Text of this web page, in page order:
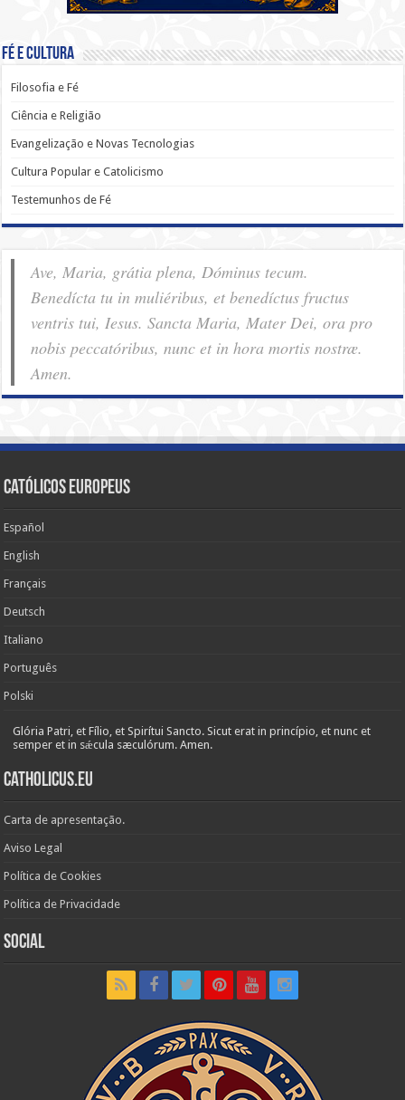
Fé e Cultura
Filosofia e Fé
Ciência e Religião
Evangelização e Novas Tecnologias
Cultura Popular e Catolicismo
Testemunhos de Fé
Ave, Maria, grátia plena, Dóminus tecum.
Benedícta tu in muliéribus, et benedíctus fructus
ventris tui, Iesus. Sancta Maria, Mater Dei, ora pro
nobis pec­ca­tóribus, nunc et in hora mortis nostræ.
Amen.
Católicos Europeus
Español
English
Français
Deutsch
Italiano
Português
Polski
Glória Patri, et Fílio, et Spirítui Sancto. Sicut erat in princípio, et nunc et
semper et in sǽcula sæculórum. Amen.
Catholicus.eu
Carta de apresentação.
Aviso Legal
Política de Cookies
Política de Privacidade
Social